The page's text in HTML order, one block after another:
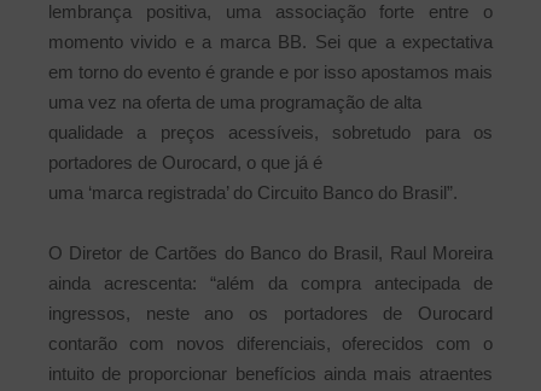
lembrança positiva, uma associação forte entre o
momento vivido e a marca BB. Sei que a expectativa
em torno do evento é grande e por isso apostamos mais
uma vez na oferta de uma programação de alta
qualidade a preços acessíveis, sobretudo para os
portadores de Ourocard, o que já é
uma ‘marca registrada’ do Circuito Banco do Brasil”.
O Diretor de Cartões do Banco do Brasil, Raul Moreira
ainda acrescenta: “além da compra antecipada de
ingressos, neste ano os portadores de Ourocard
contarão com novos diferenciais, oferecidos com o
intuito de proporcionar benefícios ainda mais atraentes